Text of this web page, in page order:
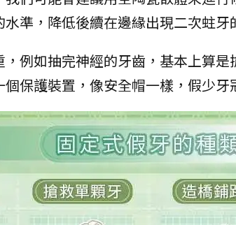
準，降低後續在邊緣出現二次蛀牙
例如抽完神經的牙齒，基本上算
保護裝置，像安全帽一樣，假少牙